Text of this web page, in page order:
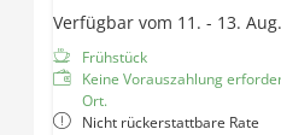
Verfügbar vom 11. - 13. Aug.
Frühstück
Keine Vorauszahlung
Ort.
Nicht rückerstattbare Rate